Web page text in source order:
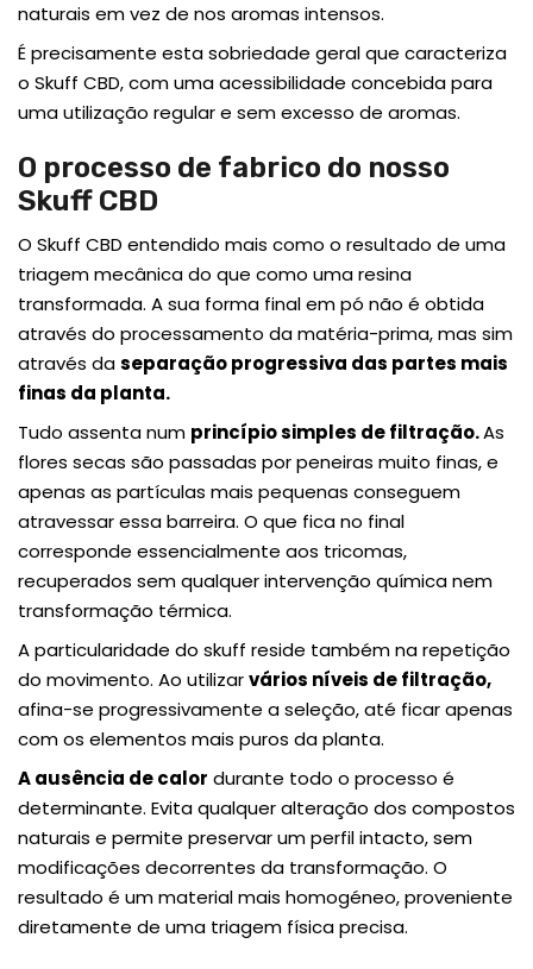
naturais em vez de nos aromas intensos.
É precisamente esta sobriedade geral que caracteriza
o Skuff CBD, com uma acessibilidade concebida para
uma utilização regular e sem excesso de aromas.
O processo de fabrico do nosso
Skuff CBD
O Skuff CBD entendido mais como o resultado de uma
triagem mecânica do que como uma resina
transformada. A sua forma final em pó não é obtida
através do processamento da matéria-prima, mas sim
através daseparação progressiva das partes mais
finas da planta.
Tudo assenta num princípio simples de filtração.As
flores secas são passadas por peneiras muito finas, e
apenas as partículas mais pequenas conseguem
atravessar essa barreira. O que fica no final
corresponde essencialmente aos tricomas,
recuperados sem qualquer intervenção química nem
transformação térmica.
A particularidade do skuff reside também na repetição
do movimento. Ao utilizarvários níveis de filtração,
afina-se progressivamente a seleção, até ficar apenas
com os elementos mais puros da planta.
A ausência de calor durante todo o processo é
determinante. Evita qualquer alteração dos compostos
naturais e permite preservar um perfil intacto, sem
modificações decorrentes da transformação. O
resultado é um material mais homogéneo, proveniente
diretamente de uma triagem física precisa.